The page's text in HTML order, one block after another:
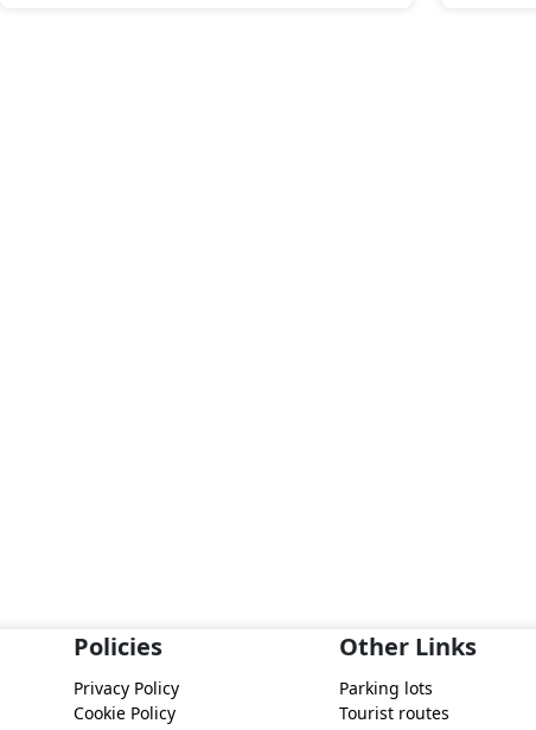
Policies
Privacy Policy
Cookie Policy
Other Links
Parking lots
Tourist routes